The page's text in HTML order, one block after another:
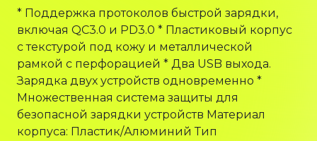
* Поддержка протоколов быстрой зарядки,
включая QC3.0 и PD3.0 * Пластиковый корпус
с текстурой под кожу и металлической
рамкой с перфорацией * Два USB выхода.
Зарядка двух устройств одновременно *
Множественная система защиты для
безопасной зарядки устройств Материал
корпуса: Пластик/Алюминий Тип